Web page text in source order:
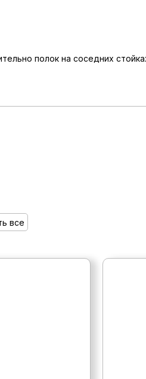
полок на соседних
все